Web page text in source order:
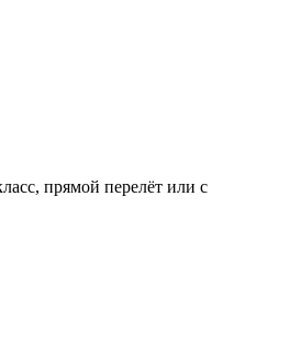
прямой перелёт или с